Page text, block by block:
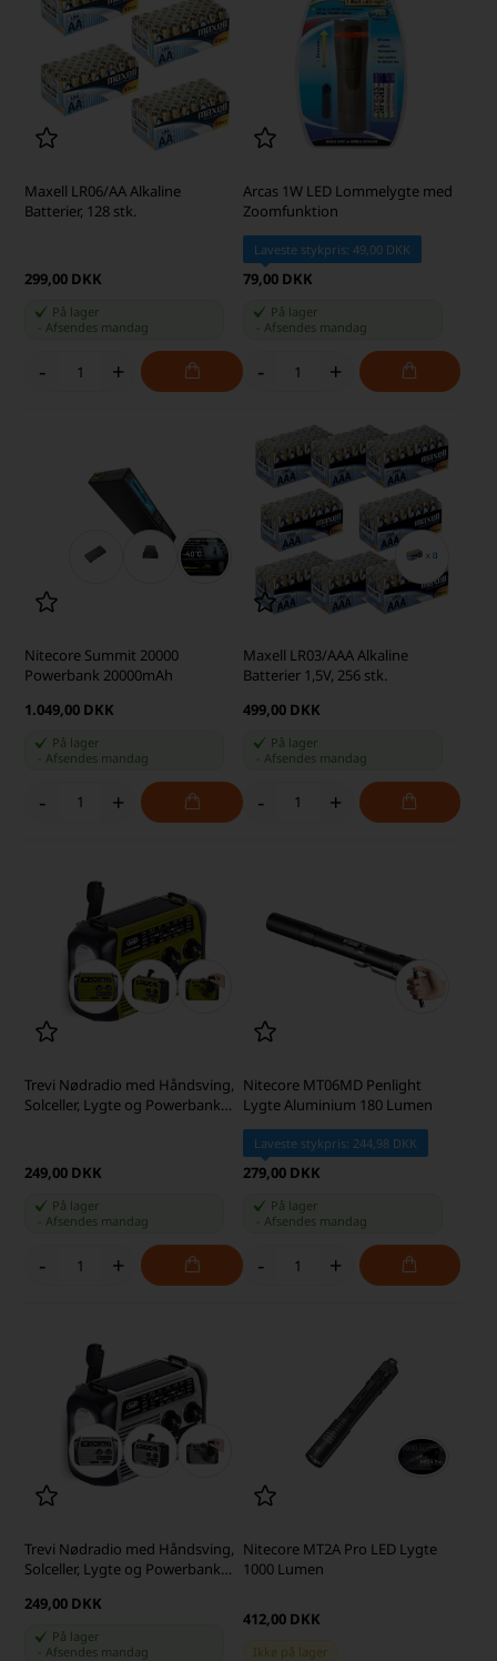
Maxell LR06/AA Alkaline
Batterier, 128 stk.
299,00 DKK
På lager
-Afsendes mandag
- +
Arcas 1W LED Lommelygte med
Zoomfunktion
Laveste stykpris: 49,00 DKK
79,00 DKK
På lager
Afsendes mandag
- +
Nitecore Summit 20000
Powerbank 20000mAh
1.049,00 DKK
På lager
Afsendes mandag
- +
Maxell LR03/AAA Alkaline
Batterier 1,5V, 256 stk.
499,00 DKK
På lager
Afsendes mandag
- +
Trevi Nødradio med Håndsving,
Solceller, Lygte og Powerbank
249,00 DKK
På lager
-Afsendes mandag
- +
Nitecore MT06MD Penlight
Lygte Aluminium 180 Lumen
Laveste stykpris: 244,98 DKK
279,00 DKK
På lager
Afsendes mandag
- +
Trevi Nødradio med Håndsving,
Solceller, Lygte og Powerbank
249,00 DKK
På lager
Afsendes mandag
Nitecore MT2A Pro LED Lygte
1000 Lumen
412,00 DKK
Ikke på lager